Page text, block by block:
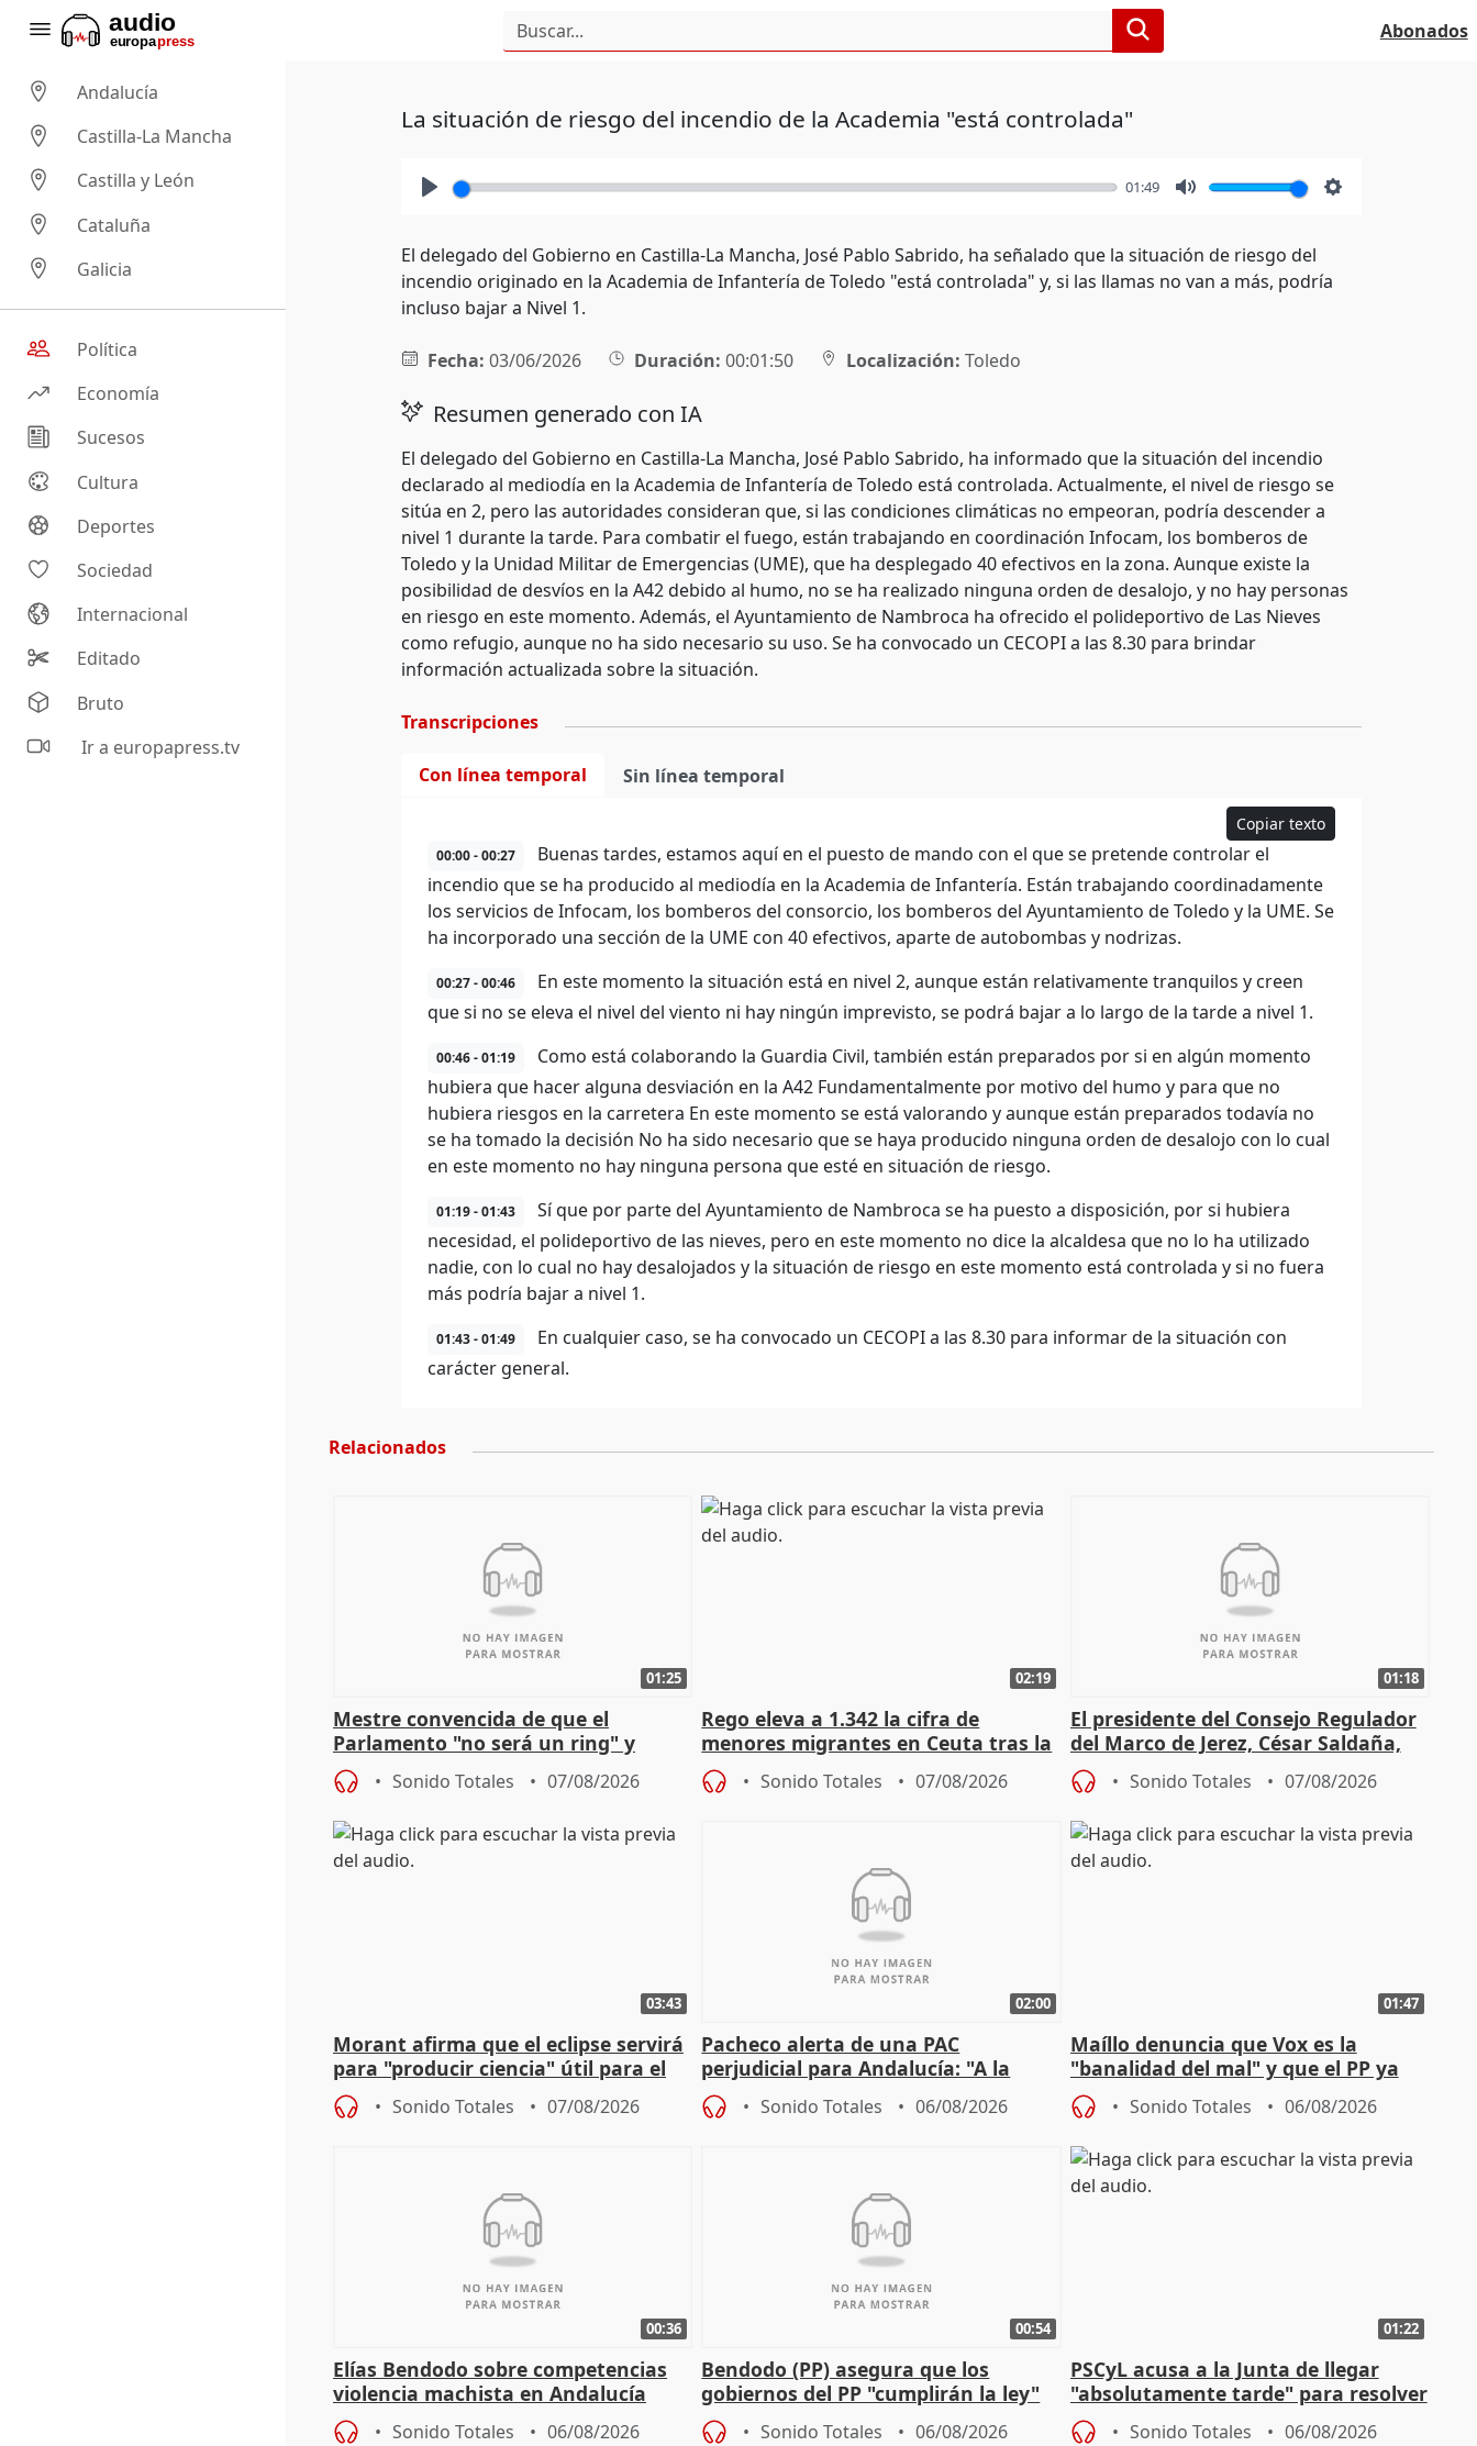
Abonados
Andalucía
Castilla-La Mancha
Castilla y León
Cataluña
Galicia
Política
Economía
Sucesos
Cultura
Deportes
Sociedad
Internacional
Editado
Bruto
Ir a europapress.tv
La situación de riesgo del incendio de la Academia "está controlada"
01:49
El delegado del Gobierno en Castilla-La Mancha, José Pablo Sabrido, ha señalado que la situación de riesgo del
incendio originado en la Academia de Infantería de Toledo "está controlada" y, si las llamas no van a más, podría
incluso bajar a Nivel 1.
Fecha: 03/06/2026 Duración: 00:01:50 Localización: Toledo
Resumen generado con IA
El delegado del Gobierno en Castilla-La Mancha, José Pablo Sabrido, ha informado que la situación del incendio
declarado al mediodía en la Academia de Infantería de Toledo está controlada. Actualmente, el nivel de riesgo se
sitúa en 2, pero las autoridades consideran que, si las condiciones climáticas no empeoran, podría descender a
nivel 1 durante la tarde. Para combatir el fuego, están trabajando en coordinación Infocam, los bomberos de
Toledo y la Unidad Militar de Emergencias (UME), que ha desplegado 40 efectivos en la zona. Aunque existe la
posibilidad de desvíos en la A42 debido al humo, no se ha realizado ninguna orden de desalojo, y no hay personas
en riesgo en este momento. Además, el Ayuntamiento de Nambroca ha ofrecido el polideportivo de Las Nieves
como refugio, aunque no ha sido necesario su uso. Se ha convocado un CECOPI a las 8.30 para brindar
información actualizada sobre la situación.
Transcripciones
Con línea temporal Sin línea temporal
Copiar texto
00:00 - 00:27
Buenas tardes, estamos aquí en el puesto de mando con el que se pretende controlar el
incendio que se ha producido al mediodía en la Academia de Infantería. Están trabajando coordinadamente
los servicios de Infocam, los bomberos del consorcio, los bomberos del Ayuntamiento de Toledo y la UME. Se
ha incorporado una sección de la UME con 40 efectivos, aparte de autobombas y nodrizas.
00:27 - 00:46
En este momento la situación está en nivel 2, aunque están relativamente tranquilos y creen
que si no se eleva el nivel del viento ni hay ningún imprevisto, se podrá bajar a lo largo de la tarde a nivel 1.
00:46 - 01:19
Como está colaborando la Guardia Civil, también están preparados por si en algún momento
hubiera que hacer alguna desviación en la A42 Fundamentalmente por motivo del humo y para que no
hubiera riesgos en la carretera En este momento se está valorando y aunque están preparados todavía no
se ha tomado la decisión No ha sido necesario que se haya producido ninguna orden de desalojo con lo cual
en este momento no hay ninguna persona que esté en situación de riesgo.
01:19 - 01:43
Sí que por parte del Ayuntamiento de Nambroca se ha puesto a disposición, por si hubiera
necesidad, el polideportivo de las nieves, pero en este momento no dice la alcaldesa que no lo ha utilizado
nadie, con lo cual no hay desalojados y la situación de riesgo en este momento está controlada y si no fuera
más podría bajar a nivel 1.
01:43 - 01:49
En cualquier caso, se ha convocado un CECOPI a las 8.30 para informar de la situación con
carácter general.
Relacionados
01:25
Mestre convencida de que el
Parlamento "no será un ring" y
defiende "estabilidad" del pacto con
Vox
Sonido Totales 07/08/2026
02:19
Rego eleva a 1.342 la cifra de
menores migrantes en Ceuta tras la
entrada masiva
Sonido Totales 07/08/2026
01:18
El presidente del Consejo Regulador
del Marco de Jerez, César Saldaña,
sobre exportaciones
Sonido Totales 07/08/2026
03:43
Morant afirma que el eclipse servirá
para "producir ciencia" útil para el
resto del mundo
Sonido Totales 07/08/2026
02:00
Pacheco alerta de una PAC
perjudicial para Andalucía: "A la
agricultura hay que protegerla"
Sonido Totales 06/08/2026
01:47
Maíllo denuncia que Vox es la
"banalidad del mal" y que el PP ya
asume todas sus tesis
Sonido Totales 06/08/2026
00:36
Elías Bendodo sobre competencias
violencia machista en Andalucía
Sonido Totales 06/08/2026
00:54
Bendodo (PP) asegura que los
gobiernos del PP "cumplirán la ley"
sobre los menores migrantes
Sonido Totales 06/08/2026
01:22
PSCyL acusa a la Junta de llegar
"absolutamente tarde" para resolver
problemas como Newcastle
Sonido Totales 06/08/2026